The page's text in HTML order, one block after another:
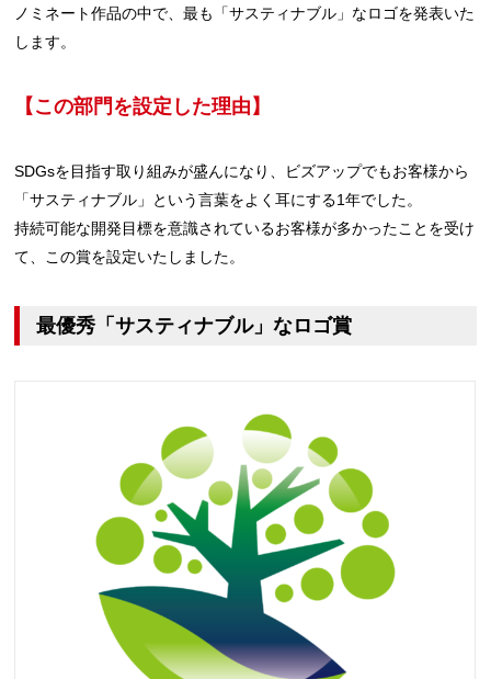
ノミネート作品の中で、最も「サスティナブル」なロゴを発表いた
します。
【この部門を設定した理由】
SDGsを目指す取り組みが盛んになり、ビズアップでもお客様から
「サスティナブル」という言葉をよく耳にする1年でした。
持続可能な開発目標を意識されているお客様が多かったことを受け
て、この賞を設定いたしました。
最優秀「サスティナブル」なロゴ賞